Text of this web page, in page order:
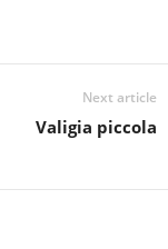
Next article
Valigia piccola